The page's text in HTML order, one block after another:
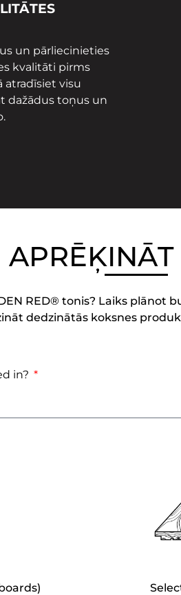
un pārliecinieties
kvalitāti pirms
atradīsiet visu
dažādus toņus un
APRĒĶINĀT
RED® tonis? Laiks plānot
dedzinātās koksnes
in?